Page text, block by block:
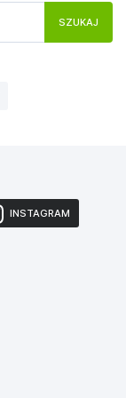
SZUKAJ
INSTAGRAM